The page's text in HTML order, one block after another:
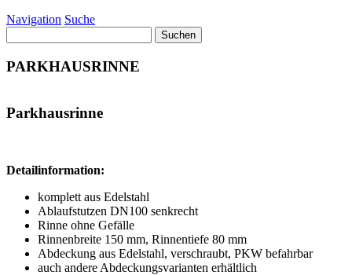
Navigation Suche
nach:
PARKHAUSRINNE
Parkhausrinne
Detailinformation:
komplett aus Edelstahl
Ablaufstutzen DN100 senkrecht
Rinne ohne Gefälle
Rinnenbreite 150 mm, Rinnentiefe 80 mm
Abdeckung aus Edelstahl, verschraubt, PKW befahrbar
auch andere Abdeckungsvarianten erhältlich